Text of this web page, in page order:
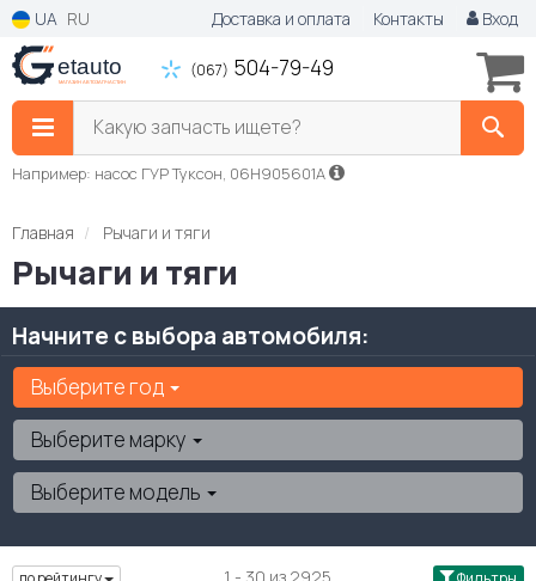
UA RU Доставка и оплата Контакты Вход
(067) 504-79-49
Какую запчасть ищете?
Например: насос ГУР Туксон, 06H905601A
Главная Рычаги и тяги
Рычаги и тяги
Начните с выбора автомобиля:
Выберите год
Выберите марку
Выберите модель